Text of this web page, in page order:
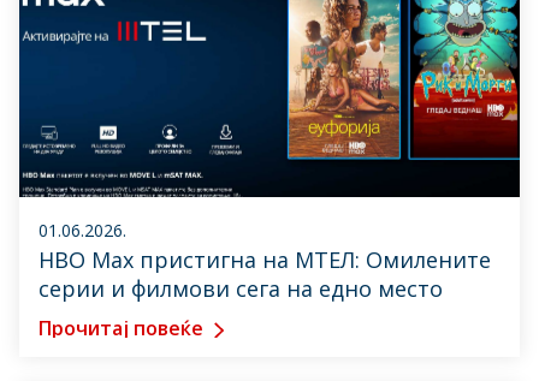
01.06.2026.
HBO Max пристигна на МТЕЛ: Омилените
серии и филмови сега на едно место
Прочитај повеќе